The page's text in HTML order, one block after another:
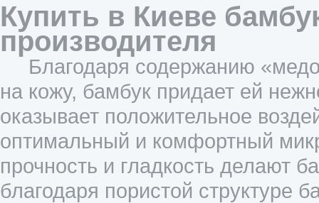
Купить в Киеве
производителя
Благодаря содержанию
на кожу, бамбук придает ей
оказывает положительное
оптимальный и комфортный
прочность и гладкость делают
благодаря пористой структуре